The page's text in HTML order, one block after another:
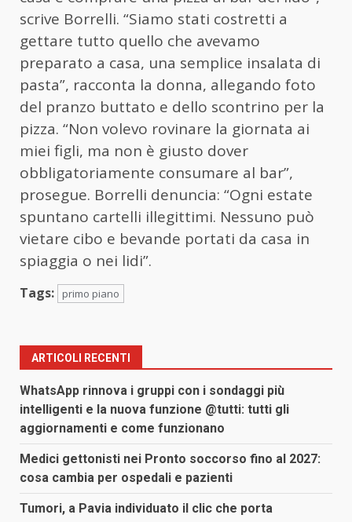
scrive Borrelli. “Siamo stati costretti a
gettare tutto quello che avevamo
preparato a casa, una semplice insalata di
pasta”, racconta la donna, allegando foto
del pranzo buttato e dello scontrino per la
pizza. “Non volevo rovinare la giornata ai
miei figli, ma non è giusto dover
obbligatoriamente consumare al bar”,
prosegue. Borrelli denuncia: “Ogni estate
spuntano cartelli illegittimi. Nessuno può
vietare cibo e bevande portati da casa in
spiaggia o nei lidi”.
Tags: primo piano
ARTICOLI RECENTI
WhatsApp rinnova i gruppi con i sondaggi più
intelligenti e la nuova funzione @tutti: tutti gli
aggiornamenti e come funzionano
Medici gettonisti nei Pronto soccorso fino al 2027:
cosa cambia per ospedali e pazienti
Tumori, a Pavia individuato il clic che porta